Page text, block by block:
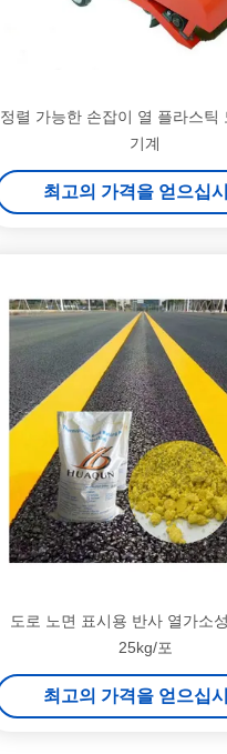
정렬 가능한 손잡이 열 플라스틱
기계
최고의 가격을 얻으십
도로 노면 표시용 반사 열가소
25kg/포
최고의 가격을 얻으십